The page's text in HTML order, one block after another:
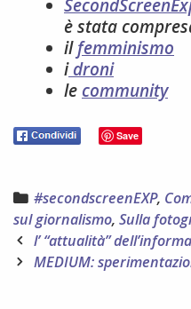
è stata
ilfemminismo
idroni
le community
Save
Categories
#secondscreenEXP,
sul giornalismo, Sulla
Post
navigation
l’ “attualità”
MEDIUM: